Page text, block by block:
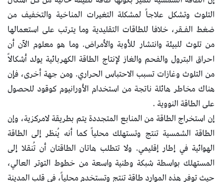
التلوث وتشكل علاجاً لمشكلة التغيرات المناخية والتخفيف من
ضغط الفـقر، خلافا للطاقات التقليدية وما يترتب على استعمالها
من تلوث للبيئة وانتشار للأوبة والأمراض. وما هو معلوم الآن أن
احراق البترول والفحم والغاز لإنتاج الطاقة الكهربائية يولد أشكالاً
من التلوث وغازات تسبب الاحتباس الحراري. ومن جهة أخرى، فإن
هناك مخاطر هائلة ناتجة من استخدام الأورانيوم كوقود للحصول
على الطاقة النووية .
إن استخراج الطاقة من المنابع المتجددة يتم بطريقة لامركزية، وإن
الطاقة الشمسية تنتج وتستهلك محلياً كما أنه يُنظر إلى الطاقة
الهوائية في إطار إقليمي. ولا تتطلب هاتان الطاقتان أن تُنقلا إلى
المستهلك بواسطة شبكة وطنية واسعة من خطوط التوتر العالي،
حيث توفر هذه الموارد طاقة تنتج وتستخدم محلياً، في قلب المدينة